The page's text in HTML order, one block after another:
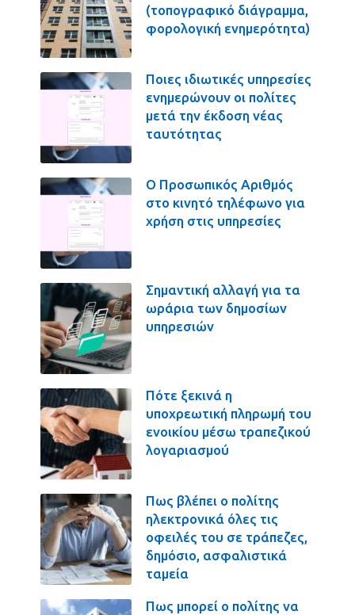
(τοπογραφικό διάγραμμα,
φορολογική ενημερότητα)
Ποιες ιδιωτικές υπηρεσίες
ενημερώνουν οι πολίτες
μετά την έκδοση νέας
ταυτότητας
Ο Προσωπικός Αριθμός
στο κινητό τηλέφωνο για
χρήση στις υπηρεσίες
Σημαντική αλλαγή για τα
ωράρια των δημοσίων
υπηρεσιών
Πότε ξεκινά η
υποχρεωτική πληρωμή του
ενοικίου μέσω τραπεζικού
λογαριασμού
Πως βλέπει ο πολίτης
ηλεκτρονικά όλες τις
οφειλές του σε τράπεζες,
δημόσιο, ασφαλιστικά
ταμεία
Πως μπορεί ο πολίτης να